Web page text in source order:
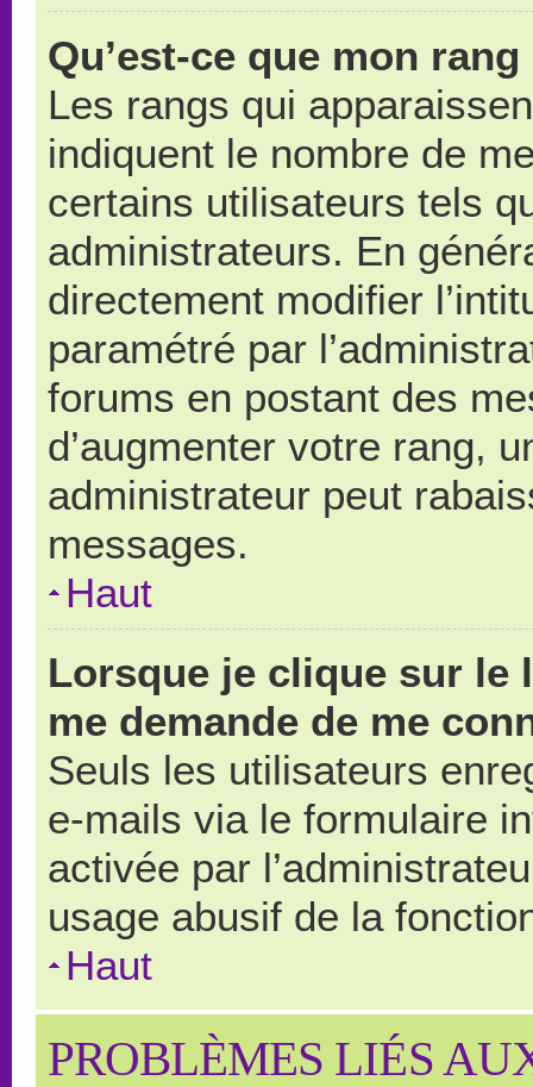
Qu’est-ce que mon
Les rangs qui
indiquent le nombre de
certains utilisateurs tels
administrateurs. En
directement modifier
paramétré par
forums en postant des
d’augmenter votre rang,
administrateur peut
messages.
Haut
Lorsque je clique sur le
me demande de me
Seuls les utilisateurs
e-mails via le formulaire
activée par
usage abusif de la
Haut
PROBLÈMES LIÉS